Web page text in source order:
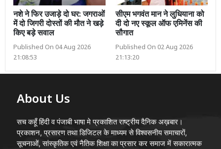
नशे ने फिर उजाड़े दो घर: जगराओं
में दो जिगरी दोस्तों की मौत ने खड़े
किए बड़े सवाल
Published On 04 Aug 2026
21:08:53
सीएम भगवंत मान ने लुधियाना को
दी दो नए स्कूल ऑफ एमिनेंस की
सौगात
Published On 02 Aug 2026
21:13:20
About Us
सच कहूँ हिंदी व पंजाबी भाषा मे प्रकाशित राष्ट्रीय दैनिक अख़बार।
प्रकाशन, प्रसारण तथा डिजिटल के माध्यम से विश्वसनीय समाचारों,
सूचनाओं, सांस्कृतिक एवं नैतिक शिक्षा का प्रसार कर समाज में सकारात्मक